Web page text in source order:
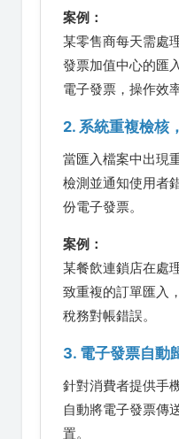
案例：
某零售商每天需處
發票加值中心的匯
電子發票，操作效
2. 系統重複檢核
當匯入檔案中出現
檢測並通知使用者
份電子發票。
案例：
某餐飲連鎖店在處
致重複的訂單匯入
稅務對帳錯誤。
3. 電子發票自動
針對消費者提供手
自動將電子發票傳
置。